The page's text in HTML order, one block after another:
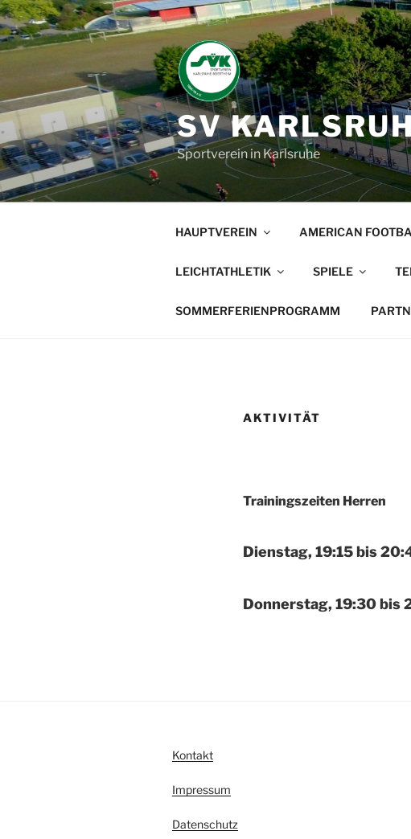
Zum
Inhalt
springen
SV
Sportverein in Karlsruhe
HAUPTVEREIN AMERICAN
LEICHTATHLETIK SPIELE
SOMMERFERIENPROGRAMM
AKTIVITÄT
Trainingszeiten Herren
Dienstag, 19:15 bis
Donnerstag, 19:30 bis
Kontakt
Impressum
Datenschutz